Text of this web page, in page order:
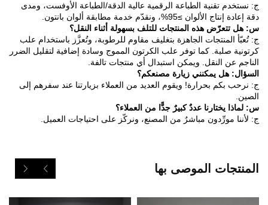
ج: نستخدم تقنية الطباعة الرقمية عالية الدقة/الطباعة الأوفست، ومدى
دقة إعادة إنتاج الألوان ≥95%، ونقدّم خدمة مطابقة ألوان بانتون.
س: هل تتعرّض هذه المنتجات للتلف بسهولة أثناء النقل؟
ج: تُعبّأ المنتجات الجاهزة بتغليف مقاوم للرطوبة، وتُعزَّز باستخدام علب
كرتونية صلبة. كما توفر علب الكرتون المموج وسادة إضافية لتقليل الضرر
الناجم عن النقل. ويمكن استبدال أي منتجات تالفة.
السؤال: هل يمكنني زيارة مصنعكم؟
ج: نرحب بكم بحرارة! ويقوم العديد من العملاء بزيارتنا عند سفرهم إلى
الصين.
س: لماذا يختارنا عددٌ كبيرٌ جدًّا من العملاء؟
ج: لأننا مورِّدون مباشرٌ من المصنع، ونركّز على احتياجات العميل.
المنتجات الموصى بها